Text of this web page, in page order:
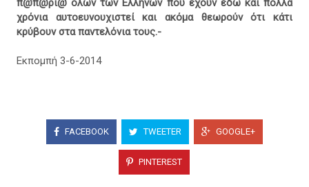
π@π@ρι@ όλων των Ελλήνων που έχουν εδώ και πολλά
χρόνια αυτοευνουχιστεί και ακόμα θεωρούν ότι κάτι
κρύβουν στα παντελόνια τους.-
Εκπομπή 3-6-2014
FACEBOOK TWEETER GOOGLE+
PINTEREST